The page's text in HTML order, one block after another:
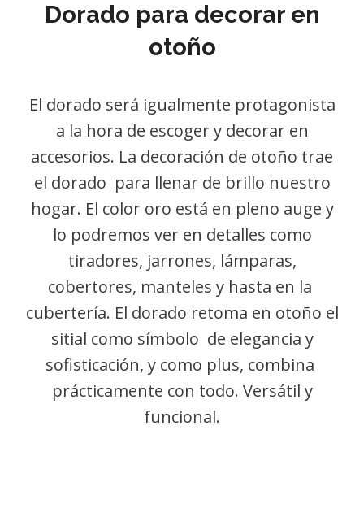
Dorado para decorar en
otoño
El dorado será igualmente protagonista
a la hora de escoger y decorar en
accesorios. La decoración de otoño trae
el dorado para llenar de brillo nuestro
hogar. El color oro está en pleno auge y
lo podremos ver en detalles como
tiradores, jarrones, lámparas,
cobertores, manteles y hasta en la
cubertería. El dorado retoma en otoño el
sitial como símbolo de elegancia y
sofisticación, y como plus, combina
prácticamente con todo. Versátil y
funcional.